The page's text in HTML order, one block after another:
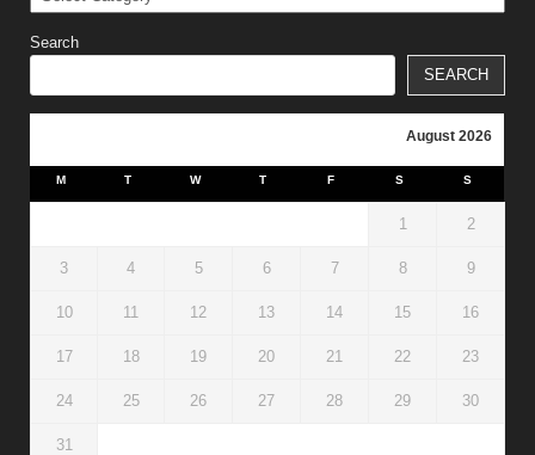
Search
SEARCH
August 2026
M T W T F S S
1 2
3 4 5 6 7 8 9
10 11 12 13 14 15 16
17 18 19 20 21 22 23
24 25 26 27 28 29 30
31